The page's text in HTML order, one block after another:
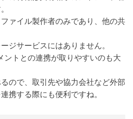
ァイル製作者のみであり、他の共
ジサービスにはありません。
ントとの連携が取りやすいのも大
ので、取引先や協力会社など外部
携する際にも便利ですね。